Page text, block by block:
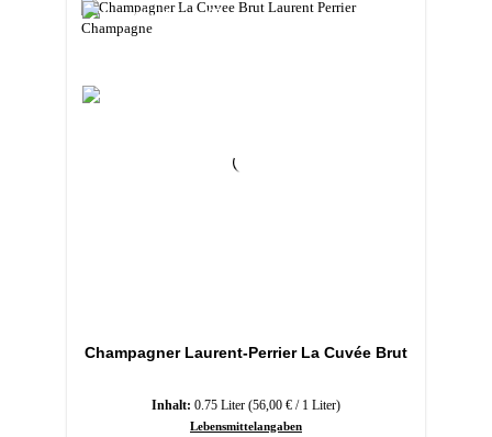
Champagner Laurent-Perrier La Cuvée Brut
Inhalt: 0.75 Liter (56,00 € / 1 Liter)
Lebensmittelangaben